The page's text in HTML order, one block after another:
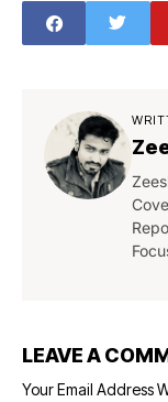
has
point of
LEAVE A
Your Email Address